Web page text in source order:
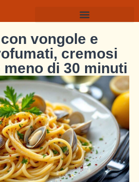
vongole e
cremosi
di 30 minuti